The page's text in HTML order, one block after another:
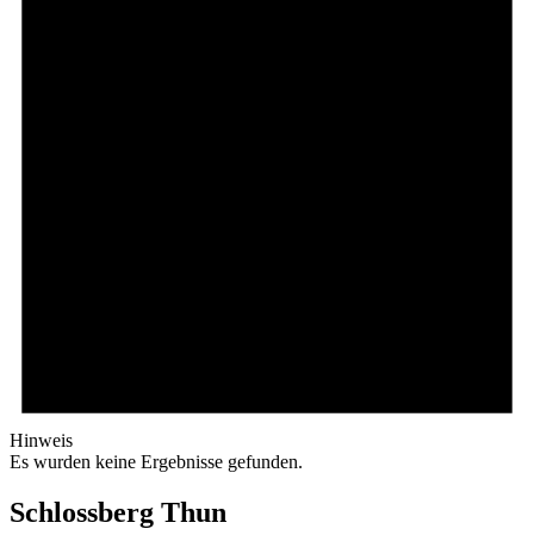
Hinweis
Es wurden keine Ergebnisse gefunden.
Schlossberg Thun